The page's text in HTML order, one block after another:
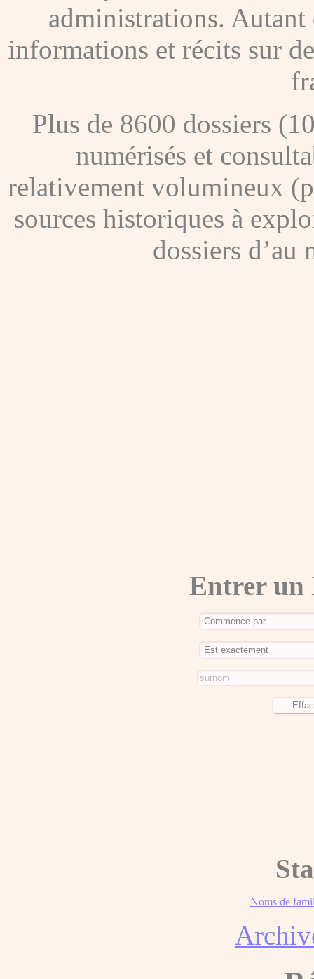
administrations. Autant
informations et récits sur
Plus de 8600 dossiers
numérisés et
relativement volumineux
sources historiques à
dossiers d’au
Entrer un
Noms de